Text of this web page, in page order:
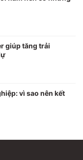
giúp tăng trải
vì sao nên kết